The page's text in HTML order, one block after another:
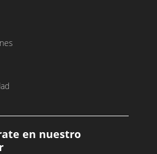
en nuestro